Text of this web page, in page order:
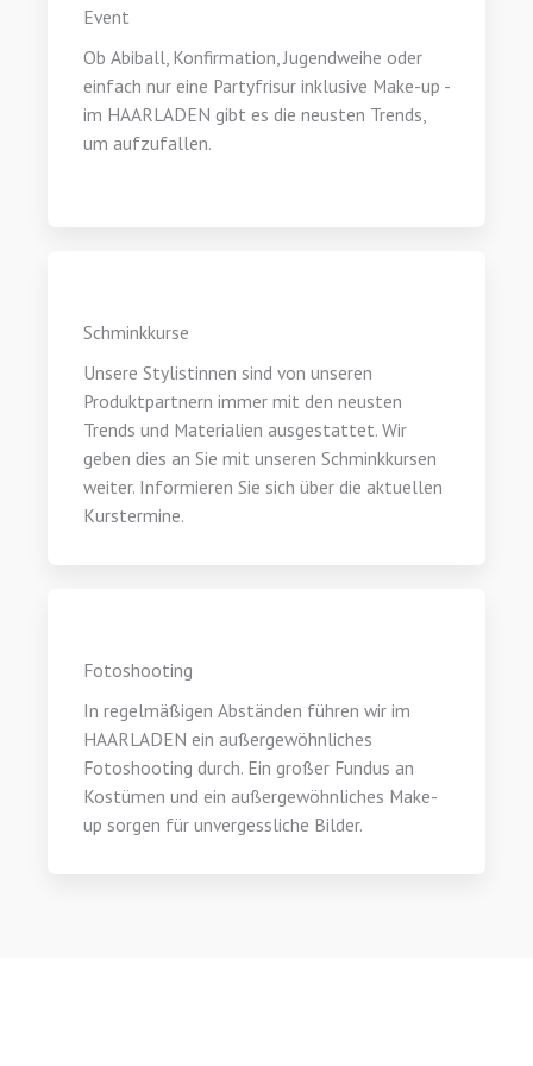
Event
Ob Abiball, Konfirmation, Jugendweihe oder
einfach nur eine Partyfrisur inklusive Make-up -
im HAARLADEN gibt es die neusten Trends,
um aufzufallen.
Schminkkurse
Unsere Stylistinnen sind von unseren
Produktpartnern immer mit den neusten
Trends und Materialien ausgestattet. Wir
geben dies an Sie mit unseren Schminkkursen
weiter. Informieren Sie sich über die aktuellen
Kurstermine.
Fotoshooting
In regelmäßigen Abständen führen wir im
HAARLADEN ein außergewöhnliches
Fotoshooting durch. Ein großer Fundus an
Kostümen und ein außergewöhnliches Make-
up sorgen für unvergessliche Bilder.